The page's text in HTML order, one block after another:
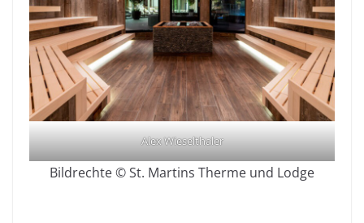
Alex Wieselthaler
Bildrechte © St. Martins Therme und Lodge